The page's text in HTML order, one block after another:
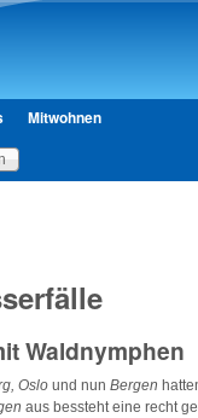
Mitwohnen
Waldnymphen
Oslo und nun Bergen
aus bessteht eine recht